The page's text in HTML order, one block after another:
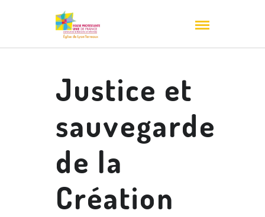
Justice et
sauvegarde
de la
Création